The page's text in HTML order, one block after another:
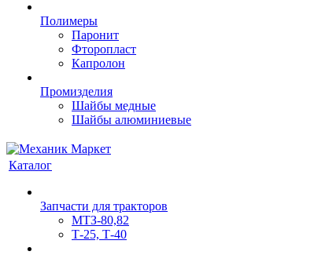
Полимеры
Паронит
Фторопласт
Капролон
Промизделия
Шайбы медные
Шайбы алюминиевые
Каталог
Запчасти для тракторов
МТЗ-80,82
Т-25, Т-40